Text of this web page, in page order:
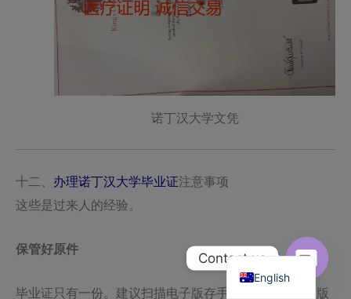
诺丁汉大学文凭
十二、 办理诺丁汉大学毕业证注意事项
这些是过来人的经验。
保管好原件
毕业证只有一份。建议扫描电子版存手机和云盘，纸质版
English
Chinese
Contact us
Open